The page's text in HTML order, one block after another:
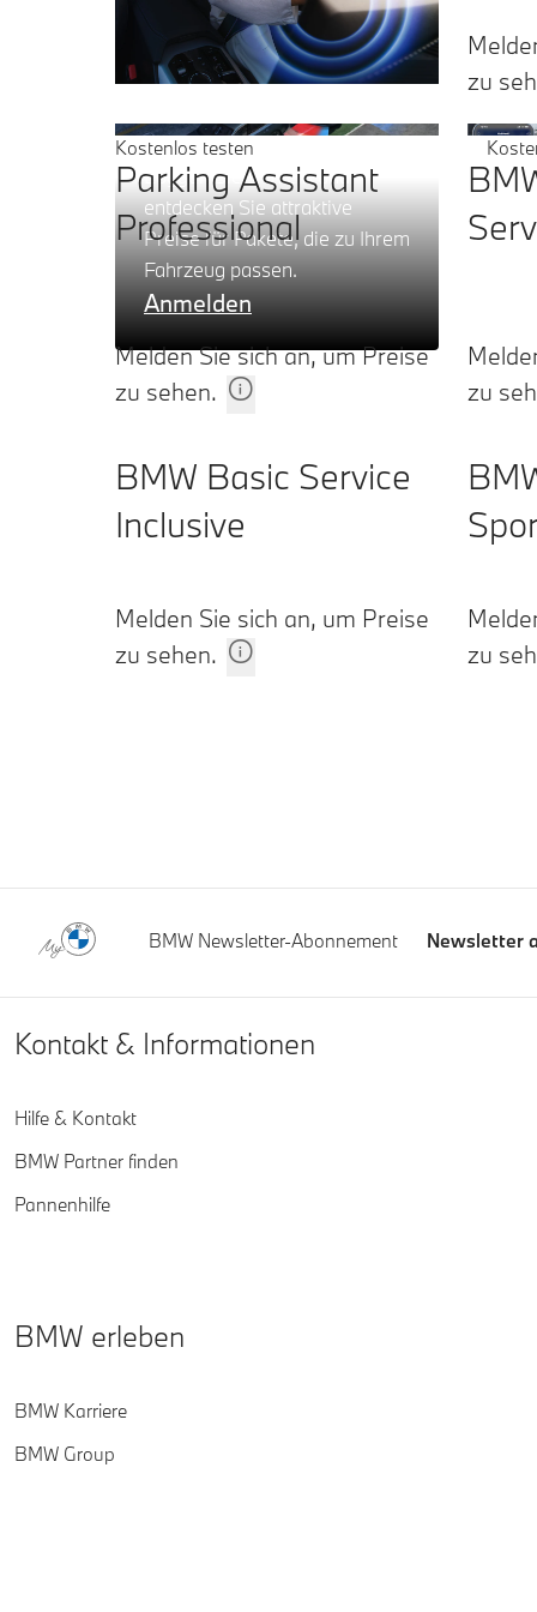
Digitale Pakete.
Loggen Sie sich ein und
entdecken Sie attraktive
Preise für Pakete, die zu Ihrem
Fahrzeug passen.
Anmelden
zu
Kostenlos testen
Parking Assistant
Professional
Melden Sie sich an, um Preise
zu sehen.
zu
BMW Basic Service
Inclusive
Melden Sie sich an, um Preise
zu sehen.
zu